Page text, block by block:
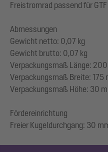
Freistromrad passend für
Abmessungen
Gewicht netto: 0,07 kg
Gewicht brutto: 0,07 kg
Verpackungsmaß Länge:
Verpackungsmaß Breite: 175
Verpackungsmaß Höhe: 30
Fördereinrichtung